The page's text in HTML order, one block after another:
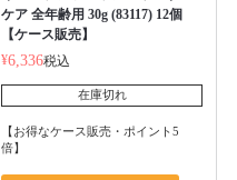
ケア 全年齢用 30g (83117) 12個
【ケース販売】
¥6,336税込
在庫切れ
【お得なケース販売・ポイント5
倍】